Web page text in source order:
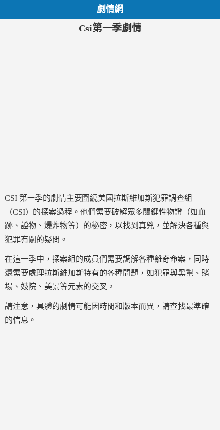
劇情網
Csi第一季劇情
CSI 第一季的劇情主要圍繞美國拉斯維加斯犯罪調查組
（CSI）的探案過程。他們需要破解眾多關鍵性物證（如血
跡、證物、爆炸物等）的秘密，以找到真兇，並解決各種與
犯罪有關的疑問。
在這一季中，探案組的成員們需要調解各種離奇命案，同時
還需要處理拉斯維加斯特有的各種問題，如犯罪與黑幫、賭
場、妓院、美景等元素的交叉。
請注意，具體的劇情可能因時間和版本而異，請查找最準確
的信息。